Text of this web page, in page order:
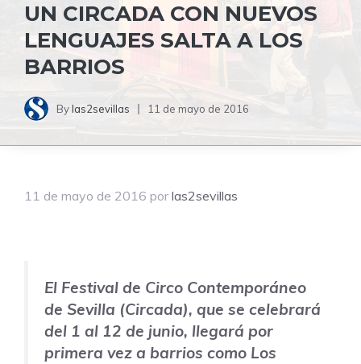
UN CIRCADA CON NUEVOS
LENGUAJES SALTA A LOS
BARRIOS
Bylas2sevillas 11 de mayo de 2016
11 de mayo de 2016 por las2sevillas
El Festival de Circo Contemporáneo
de Sevilla (Circada), que se celebrará
del 1 al 12 de junio, llegará por
primera vez a barrios como Los